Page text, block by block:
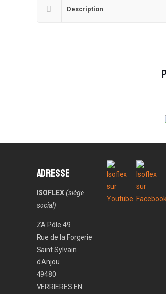
Description
Adresse
ISOFLEX(siège
social)
ZA Pôle 49
Rue de la Forgerie
Saint Sylvain
d’Anjou
49480
VERRIERES EN